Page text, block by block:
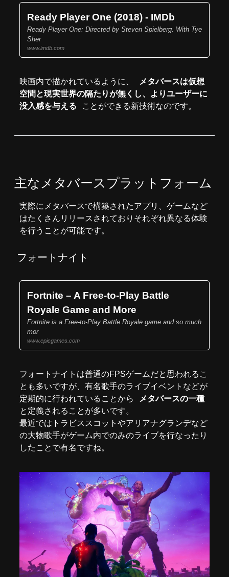
Ready Player One (2018) - IMDb
Ready Player One: Directed by Steven Spielberg. With Tye
Sher
www.imdb.com
映画内で描かれているように、
メタバースは仮想
空間と現実世界の隔たりが無くし、よりユーザーに
没入感を与える
ことができる新技術なのです。
主なメタバースプラットフォーム
実際にメタバースで構築されたアプリ、ゲームなど
はたくさんリリースされておりそれぞれ異なる体験
を行うことが可能です。
フォートナイト
Fortnite – A Free-to-Play Battle
Royale Game and More
Fortnite is a Free-to-Play Battle Royale game and so much
mor
www.epicgames.com
フォートナイトは普通のFPSゲームだと思われるこ
とも多いですが、有名歌手のライブイベントなどが
定期的に行われていることから
メタバースの一種
と定義されることが多いです。
最近ではトラビススコットやアリアナグランデなど
の大物歌手がゲーム内でのみのライブを行なったり
したことで有名ですね。